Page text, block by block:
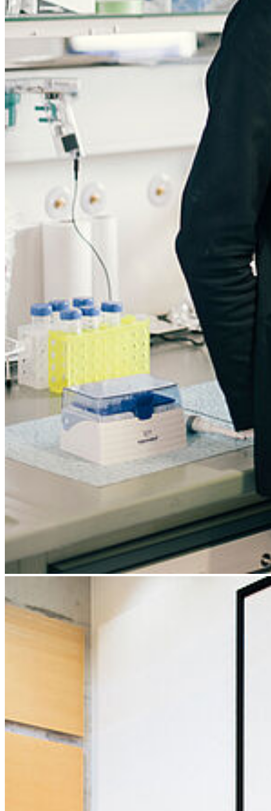
Go to slide 1
Go to slide 2
Go to slide 3
Soziale Medien